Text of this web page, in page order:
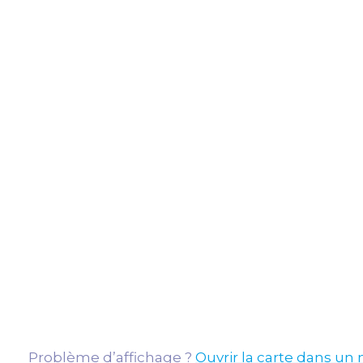
Problème d’affichage ? Ouvrir la carte dans un